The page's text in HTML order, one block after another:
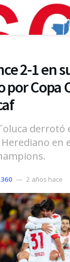
2-1 en
por Copa
derrotó
Herediano en
2 años hace